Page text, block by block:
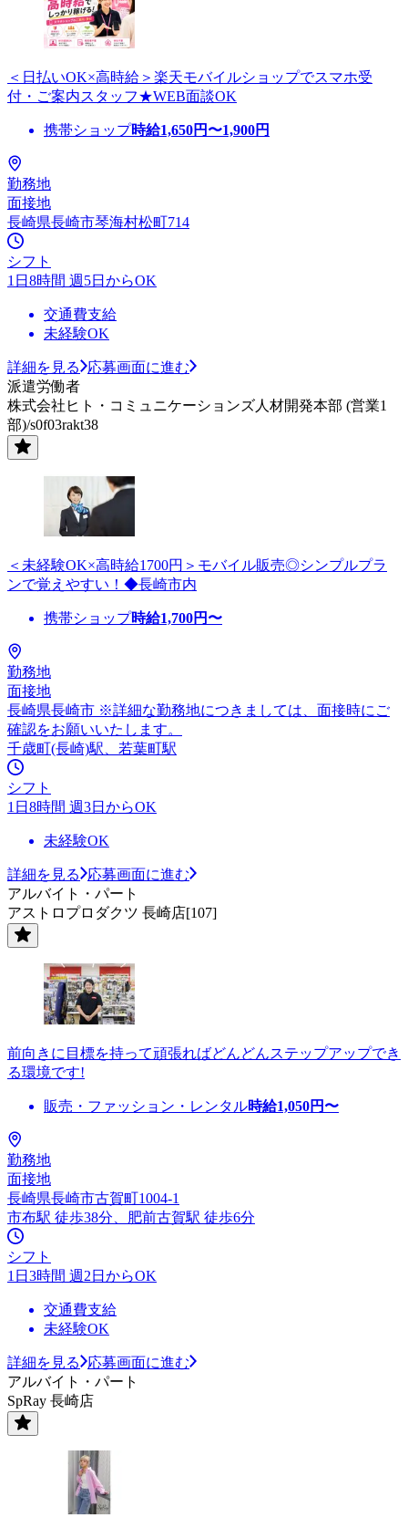
＜日払いOK×高時給＞楽天モバイルショップでスマホ受
付・ご案内スタッフ★WEB面談OK
携帯ショップ時給1,650円〜1,900円
勤務地
面接地
長崎県長崎市琴海村松町714
シフト
1日8時間 週5日からOK
交通費支給
未経験OK
詳細を見る
応募画面に進む
派遣労働者
株式会社ヒト・コミュニケーションズ人材開発本部 (営業1
部)/s0f03rakt38
＜未経験OK×高時給1700円＞モバイル販売◎シンプルプラ
ンで覚えやすい！◆長崎市内
携帯ショップ時給1,700円〜
勤務地
面接地
長崎県長崎市 ※詳細な勤務地につきましては、面接時にご
確認をお願いいたします。
千歳町(長崎)駅、若葉町駅
シフト
1日8時間 週3日からOK
未経験OK
詳細を見る
応募画面に進む
アルバイト・パート
アストロプロダクツ 長崎店[107]
前向きに目標を持って頑張ればどんどんステップアップでき
る環境です!
販売・ファッション・レンタル時給1,050円〜
勤務地
面接地
長崎県長崎市古賀町1004-1
市布駅 徒歩38分、肥前古賀駅 徒歩6分
シフト
1日3時間 週2日からOK
交通費支給
未経験OK
詳細を見る
応募画面に進む
アルバイト・パート
SpRay 長崎店